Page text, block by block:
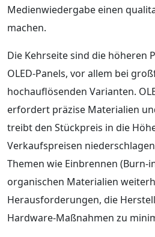
Medienwiedergabe einen
machen.
Die Kehrseite sind die höheren
OLED-Panels, vor allem bei
hochauflösenden Varianten.
erfordert präzise Materialien
treibt den Stückpreis in die
Verkaufspreisen
Themen wie Einbrennen (Burn-
organischen Materialien
Herausforderungen, die
Hardware-Maßnahmen zu